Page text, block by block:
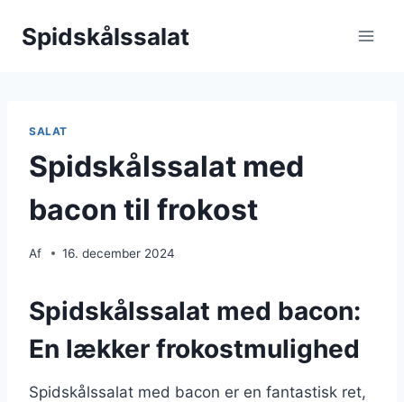
Spidskålssalat
SALAT
Spidskålssalat med
bacon til frokost
Af 16. december 2024
Spidskålssalat med bacon:
En lækker frokostmulighed
Spidskålssalat med bacon er en fantastisk ret,